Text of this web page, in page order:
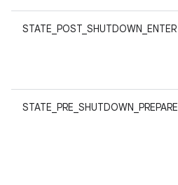
STATE_POST_SHUTDOWN_ENTER
STATE_PRE_SHUTDOWN_PREPARE